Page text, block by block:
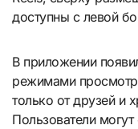
доступны с левой
В приложении
режимами
только от друзей и
Пользователи